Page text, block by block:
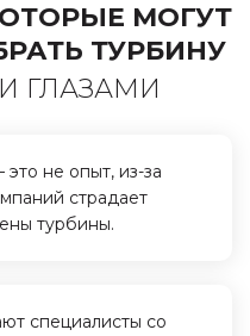
МОГУТ
ТУРБИНУ
ГЛАЗАМИ
не опыт, из-за
страдает
турбины.
специалисты со